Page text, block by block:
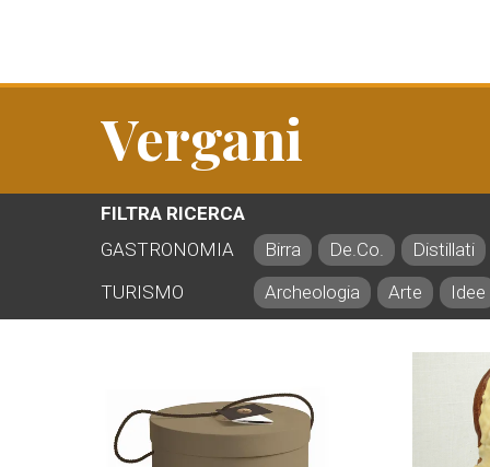
Vergani
FILTRA RICERCA
GASTRONOMIA
Birra De.Co.
Distillati
TURISMO
Archeologia Arte Idee